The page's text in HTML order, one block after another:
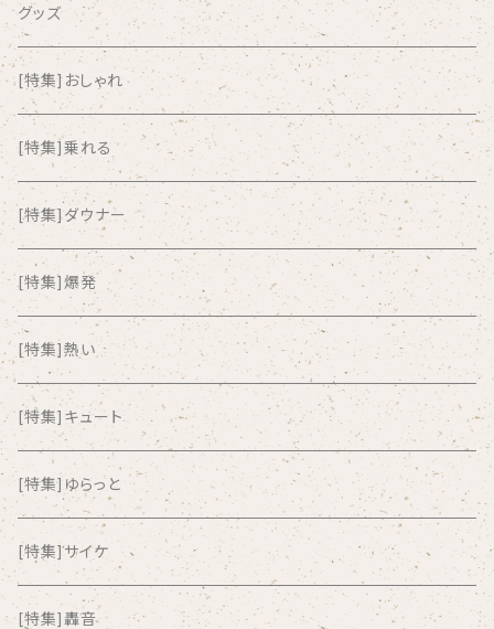
airlie
AKUTAGAWA FANCLUB
ALKASILKA
all about paradise
ALL ITEM 10 TIMES
Amia Calva
Amsterdamned
ANYO
And Summer Club
anticlockwise
グッズ
[特集]おしゃれ
[特集]乗れる
[特集]ダウナー
[特集]爆発
[特集]熱い
[特集]キュート
[特集]ゆらっと
[特集]サイケ
[特集]轟音